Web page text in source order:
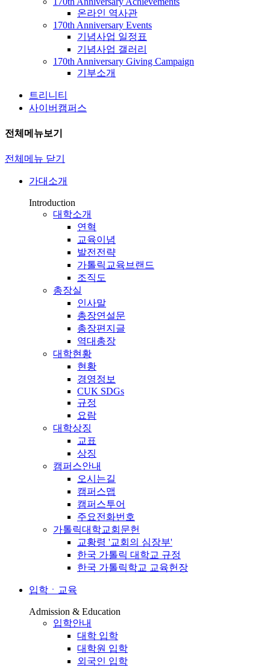
온라인 역사관
170th Anniversary Events
기념사업 일정표
기념사업 갤러리
170th Anniversary Giving Campaign
기부소개
트리니티
사이버캠퍼스
전체메뉴보기
전체메뉴 닫기
가대소개
Introduction
대학소개
연혁
교육이념
발전전략
가톨릭교육브랜드
조직도
총장실
인사말
총장연설문
총장편지글
역대총장
대학현황
현황
경영정보
CUK SDGs
규정
요람
대학상징
교표
상징
캠퍼스안내
오시는길
캠퍼스맵
캠퍼스투어
주요전화번호
가톨릭대학교회문헌
교황령 '교회의 심장부'
한국 가톨릭 대학교 규정
한국 가톨릭학교 교육헌장
입학ㆍ교육
Admission & Education
입학안내
대학 입학
대학원 입학
외국인 입학